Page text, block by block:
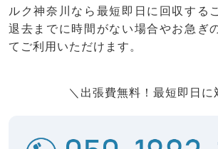
ルク神奈川なら最短即日に回収する
退去までに時間がない場合やお急ぎ
てご利用いただけます。
＼出張費無料！最短即日に